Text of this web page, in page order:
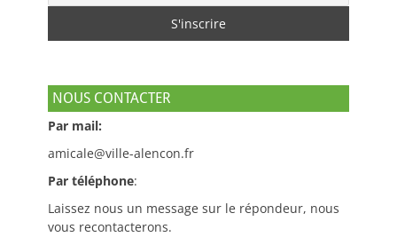
NOUS CONTACTER
Par mail:
amicale@ville-alencon.fr
Par téléphone:
Laissez nous un message sur le répondeur, nous
vous recontacterons.